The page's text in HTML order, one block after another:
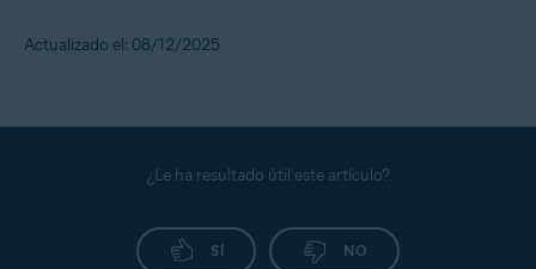
Actualizado el: 08/12/2025
¿Le ha resultado útil este artículo?
SÍ NO